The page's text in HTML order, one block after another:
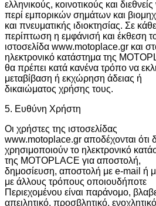
ελληνικούς, κοινοτικούς και
περί εμπορικών σημάτων και
και πνευματικής ιδιοκτησίας. Σε κάθε
περίπτωση η εμφάνισή και έκθεση
ιστοσελίδα www.motoplace.gr και
ηλεκτρονικό κατάστημα της
θα πρέπει κατά κανένα τρόπο να
μεταβίβαση ή εκχώρηση άδειας ή
δικαιώματος χρήσης τους.
5. Ευθύνη Χρήστη
Οι χρήστες της ιστοσελίδας
www.motoplace.gr αποδέχονται ότι
χρησιμοποιούν τo ηλεκτρονικό
της MOTOPLACE για αποστολή,
δημοσίευση, αποστολή με e-mail ή
με άλλους τρόπους οποιουδήποτε
Περιεχομένου είναι παράνομο,
απειλητικό, προσβλητικό,